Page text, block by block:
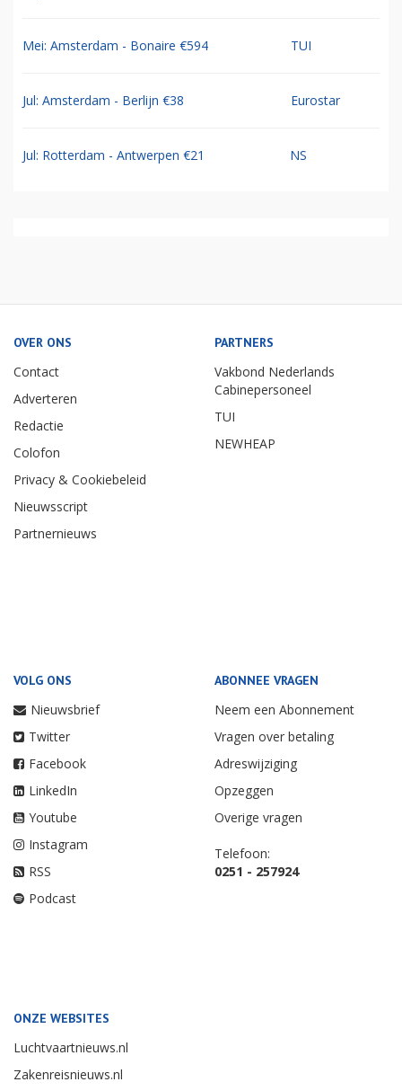
Mei: Amsterdam - Bonaire €594 TUI
Jul: Amsterdam - Berlijn €38 Eurostar
Jul: Rotterdam - Antwerpen €21 NS
OVER ONS
Contact
Adverteren
Redactie
Colofon
Privacy & Cookiebeleid
Nieuwsscript
Partnernieuws
PARTNERS
Vakbond Nederlands
Cabinepersoneel
TUI
NEWHEAP
VOLG ONS
Nieuwsbrief
Twitter
Facebook
LinkedIn
Youtube
Instagram
RSS
Podcast
ABONNEE VRAGEN
Neem een Abonnement
Vragen over betaling
Adreswijziging
Opzeggen
Overige vragen
Telefoon:
0251 - 257924
ONZE WEBSITES
Luchtvaartnieuws.nl
Zakenreisnieuws.nl